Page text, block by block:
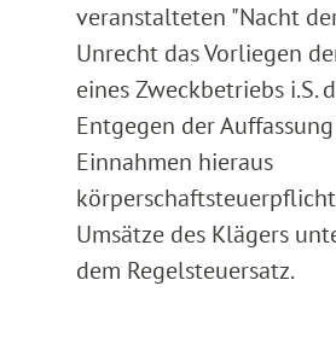
veranstalteten "Nacht
Unrecht das Vorliegen
eines Zweckbetriebs i.S.
Entgegen der
Einnahmen hieraus
Umsätze des Klägers
dem Regelsteuersatz.